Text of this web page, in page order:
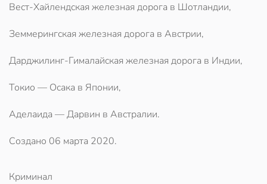
Вест-Хайлендская железная дорога в Шотландии,
Земмерингская железная дорога в Австрии,
Дарджилинг-Гималайская железная дорога в Индии,
Токио — Осака в Японии,
Аделаида — Дарвин в Австралии.
Создано 06 марта 2020.
Криминал